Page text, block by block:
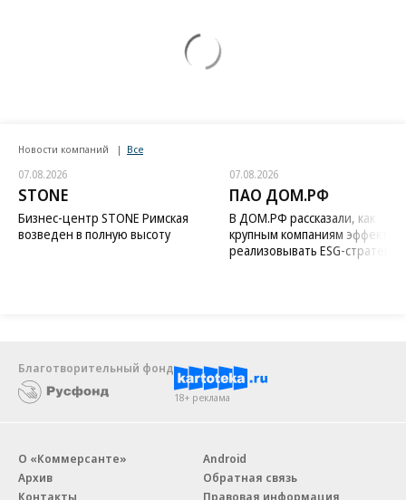
Новости компаний Все
07.08.2026
STONE
Бизнес-центр STONE Римская
возведен в полную высоту
07.08.2026
ПАО ДОМ.РФ
В ДОМ.РФ рассказали, как
крупным компаниям
реализовывать ESG-стратегию
Благотворительный фонд
18+ реклама
О «Коммерсанте»
Архив
Контакты
Android
Обратная связь
Правовая информация